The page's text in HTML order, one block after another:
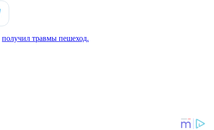
получил травмы пешеход.